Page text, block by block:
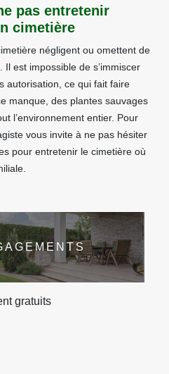
pas entretenir
cimetière
négligent ou omettent de
est impossible de s’immiscer
autorisation, ce qui fait faire
manque, des plantes sauvages
l’environnement entier. Pour
vous invite à ne pas hésiter
pour entretenir le cimetière où
gratuits